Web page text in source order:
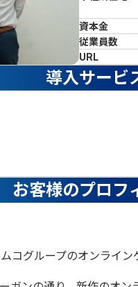
資本金
従業員数
URL
導入サービ
お客様のプロフ
グループのオンライン